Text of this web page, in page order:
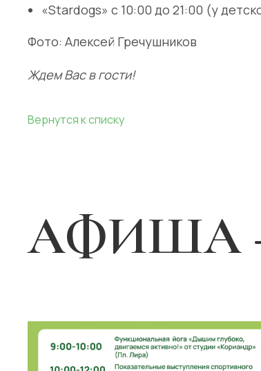
«Stardogs» с 10:00 до 21:00 (у
Фото: Алексей Гречушников
Ждем Вас в гости!
Вернутся к списку
АФИША